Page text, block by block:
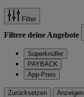
Filter
Filtere deine Angebote
Superknüller
PAYBACK
App-Preis
Zurücksetzen Anzeigen